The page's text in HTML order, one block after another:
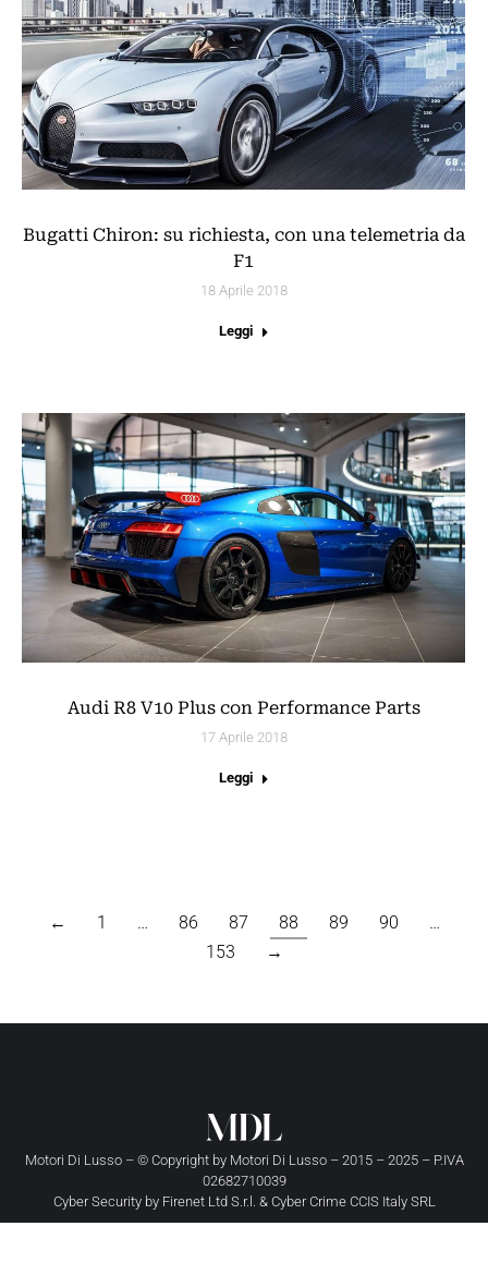
Bugatti Chiron: su richiesta, con una telemetria da
F1
18 Aprile 2018
Leggi
Audi R8 V10 Plus con Performance Parts
17 Aprile 2018
Leggi
← 1 … 86 87 88 89 90
…
153
→
Motori Di Lusso – © Copyright by Motori Di Lusso– 2015 – 2025 – P.IVA
02682710039
Cyber Security by Firenet Ltd S.r.l. & Cyber Crime CCIS Italy SRL